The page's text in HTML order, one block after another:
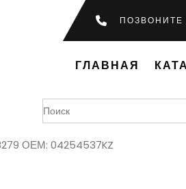
ПОЗВОНИТЕ
ГЛАВНАЯ
Search
for:
ОЕМ: 04254537KZ